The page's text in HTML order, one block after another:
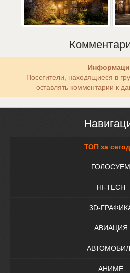
Посетители, находящиеся в
оставлять комментарии к
ТОП за
ГОЛОСУЕМ
HI-TECH
3D-
АВИАЦИЯ
АНИМЕ